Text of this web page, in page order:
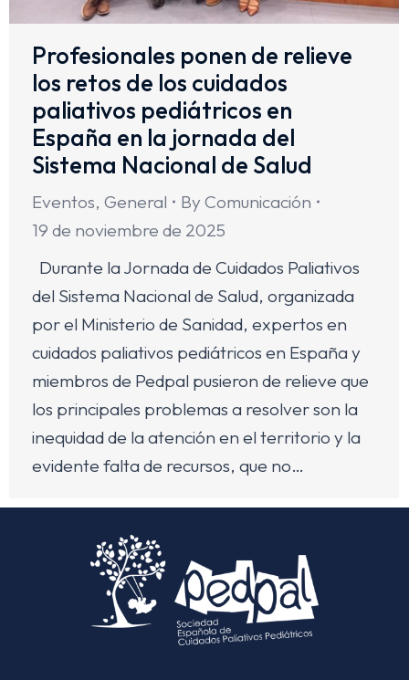
Profesionales ponen de relieve
los retos de los cuidados
paliativos pediátricos en
España en la jornada del
Sistema Nacional de Salud
Eventos, General By Comunicación
19 de noviembre de 2025
Durante la Jornada de Cuidados Paliativos
del Sistema Nacional de Salud, organizada
por el Ministerio de Sanidad, expertos en
cuidados paliativos pediátricos en España y
miembros de Pedpal pusieron de relieve que
los principales problemas a resolver son la
inequidad de la atención en el territorio y la
evidente falta de recursos, que no…